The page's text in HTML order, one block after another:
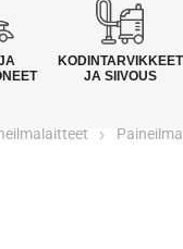
KODINTARVIKKEET
JA SIIVOUS